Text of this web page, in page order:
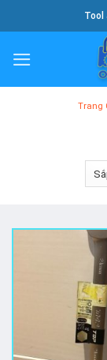
To
Content
Tool
Trang